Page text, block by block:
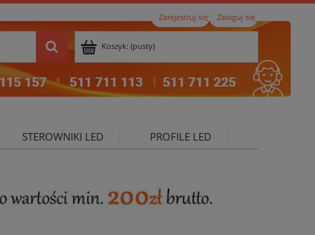
Zarejestruj się Zaloguj się
Koszyk: (pusty)
STEROWNIKI LED PROFILE LED